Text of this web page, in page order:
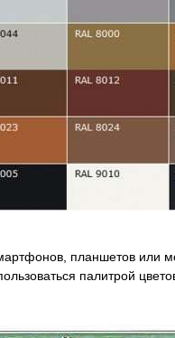
планшетов или
палитрой